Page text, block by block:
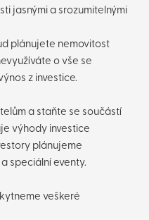
jasnými a srozumitelnými
plánujete nemovitost
o vše se
z investice.
a staňte se součástí
výhody investice
plánujeme
speciální eventy.
veškeré